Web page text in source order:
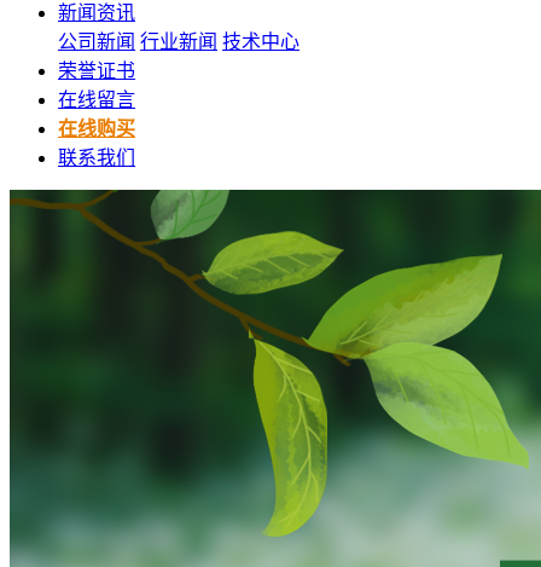
新闻资讯
公司新闻 行业新闻 技术中心
荣誉证书
在线留言
在线购买
联系我们